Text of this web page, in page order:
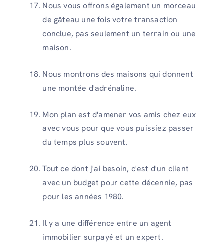
Nous vous offrons également un morceau
de gâteau une fois votre transaction
conclue, pas seulement un terrain ou une
maison.
Nous montrons des maisons qui donnent
une montée d'adrénaline.
Mon plan est d'amener vos amis chez eux
avec vous pour que vous puissiez passer
du temps plus souvent.
Tout ce dont j'ai besoin, c'est d'un client
avec un budget pour cette décennie, pas
pour les années 1980.
Il y a une différence entre un agent
immobilier surpayé et un expert.